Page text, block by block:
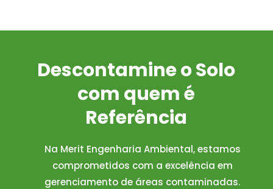
Descontamine o Solo
com quem é
Referência
Na Merit Engenharia Ambiental, estamos
comprometidos com a excelência em
gerenciamento de áreas contaminadas.